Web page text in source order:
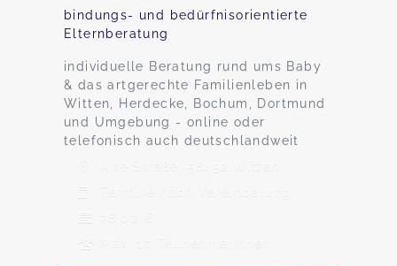
bindungs- und bedürfnisorientierte
Elternberatung
individuelle Beratung rund ums Baby
& das artgerechte Familienleben in
Witten, Herdecke, Bochum, Dortmund
und Umgebung - online oder
telefonisch auch deutschlandweit
Alte Straße, 58452 Witten
Termine nach Vereinbarung
78,00 €
Max. 10 TeilnehmerInnen